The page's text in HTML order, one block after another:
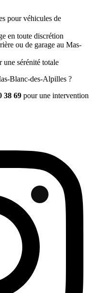
pour véhicules de
en toute discrétion
ou de garage au Mas-
une sérénité totale
Blanc-des-Alpilles ?
38 69 pour une intervention